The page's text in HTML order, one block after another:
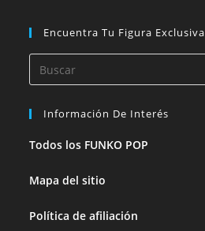
Encuentra Tu Figura Exclusiva
Información De Interés
Todos los FUNKO POP
Mapa del sitio
Política de afiliación